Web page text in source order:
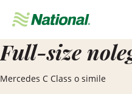
navigazione
Full-size
Mercedes C Class o simile